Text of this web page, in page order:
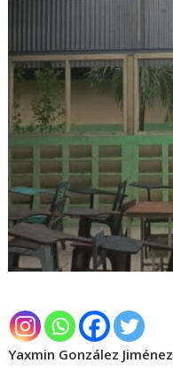
Yaxmin González Jiménez